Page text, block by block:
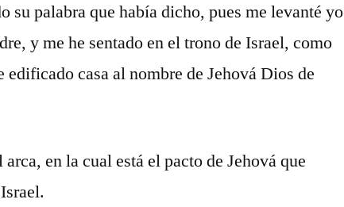
su palabra que había dicho, pues me levanté yo
y me he sentado en el trono de Israel, como
edificado casa al nombre de Jehová Dios de
en la cual está el pacto de Jehová que